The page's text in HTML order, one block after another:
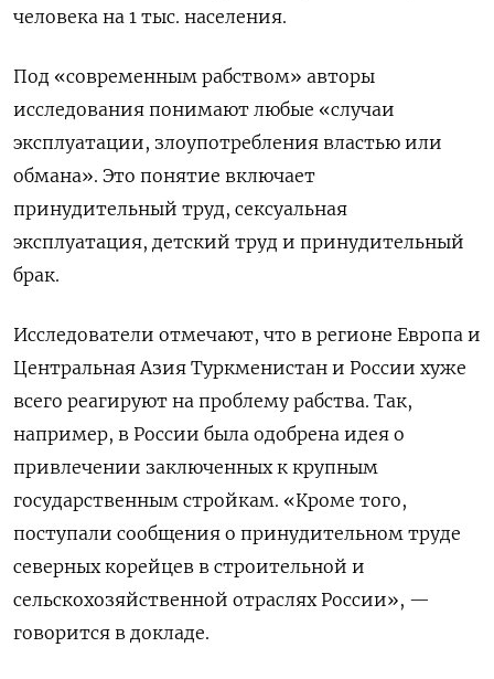
человека на 1 тыс. населения.
Под «современным рабством» авторы
исследования понимают любые «случаи
эксплуатации, злоупотребления властью или
обмана». Это понятие включает
принудительный труд, сексуальная
эксплуатация, детский труд и принудительный
брак.
Исследователи отмечают, что в регионе Европа и
Центральная Азия Туркменистан и России хуже
всего реагируют на проблему рабства. Так,
например, в России была одобрена идея о
привлечении заключенных к крупным
государственным стройкам. «Кроме того,
поступали сообщения о принудительном труде
северных корейцев в строительной и
сельскохозяйственной отраслях России», —
говорится в докладе.